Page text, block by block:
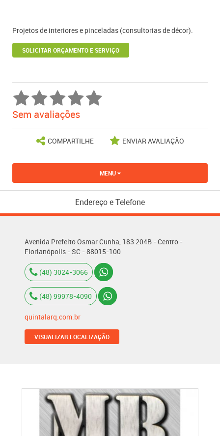
Projetos de interiores e pinceladas (consultorias de décor).
SOLICITAR ORÇAMENTO E SERVIÇO
Sem avaliações
COMPARTILHE ENVIAR AVALIAÇÃO
MENU
Endereço e Telefone
Avenida Prefeito Osmar Cunha, 183 204B - Centro -
Florianópolis - SC - 88015-100
(48) 3024-3066
(48) 99978-4090
quintalarq.com.br
VISUALIZAR LOCALIZAÇÃO